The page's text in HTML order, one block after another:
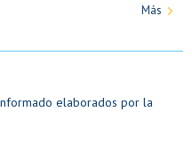
Más
elaborados por la